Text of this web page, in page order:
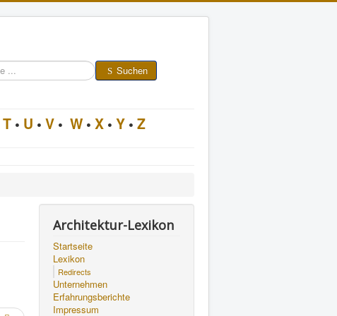
Suchen
T • U • V • W • X • Y • Z
Architektur-Lexikon
Startseite
Lexikon
Redirects
Unternehmen
Erfahrungsberichte
Impressum